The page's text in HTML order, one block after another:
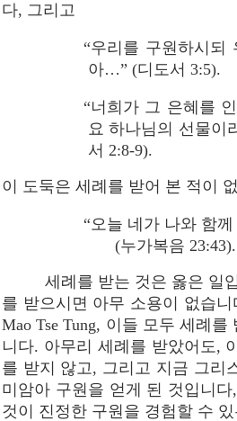
다, 그리고
“우리를 구원하시되
아…” (디도서 3:5).
“너희가 그 은혜를
요 하나님의 선물이
서 2:8-9).
이 도둑은 세례를 받어 본 적이
“오늘 네가 나와 함
(누가복음 23:43).
세례를 받는 것은 옳은 일
를 받으시면 아무 소용이 없습
Mao Tse Tung, 이들 모두 세례
니다. 아무리 세례를 받았어도,
를 받지 않고, 그리고 지금 그리
미암아 구원을 얻게 된 것입니
것이 진정한 구원을 경험할 수